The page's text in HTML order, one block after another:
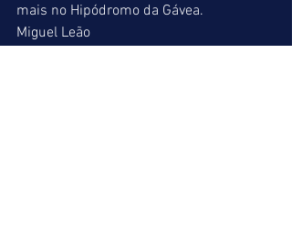
mais no Hipódromo da Gávea.
Miguel Leão